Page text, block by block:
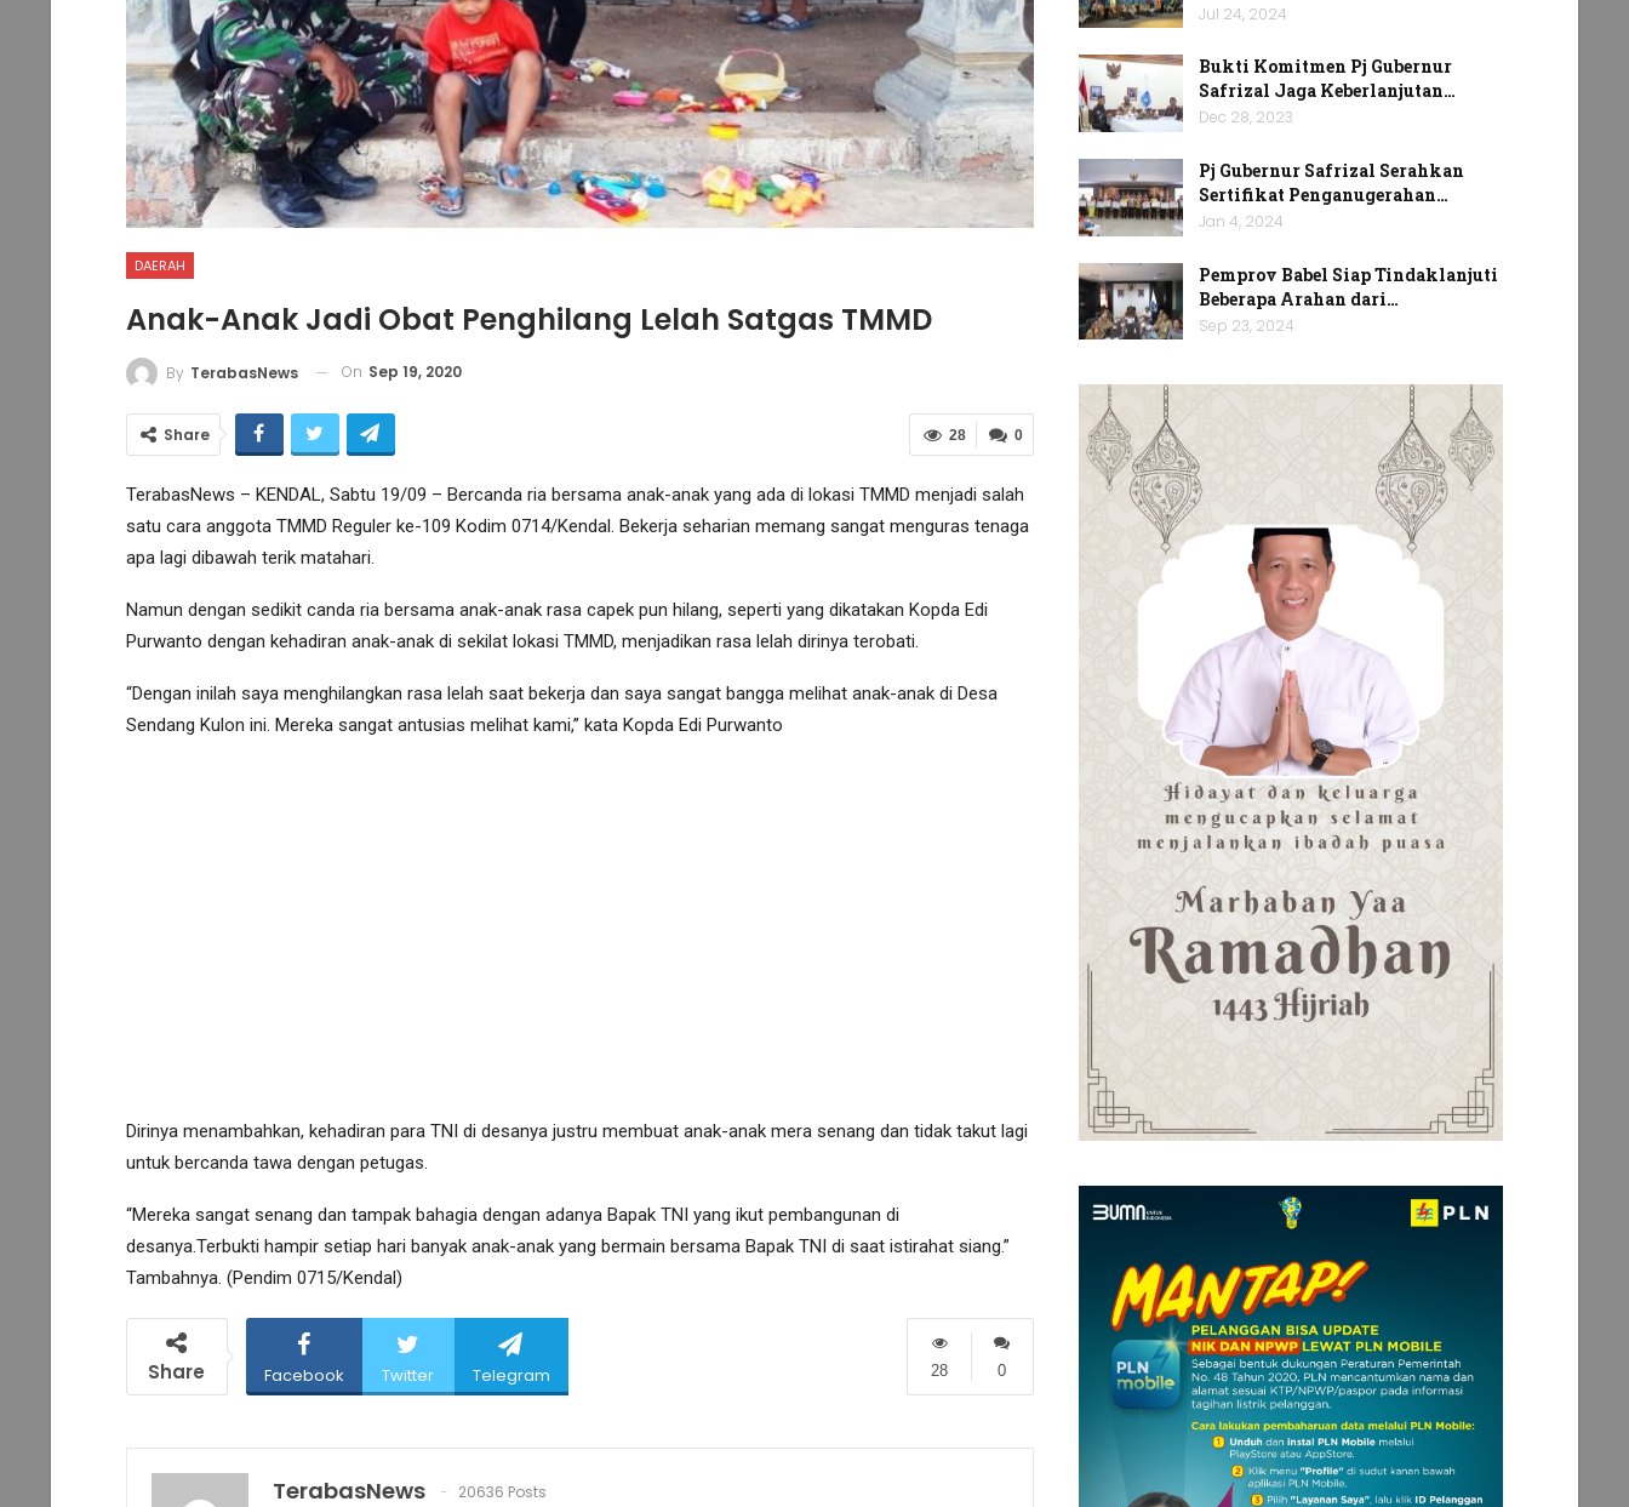
DAERAH
Anak-Anak Jadi Obat Penghilang Lelah Satgas TMMD
By TerabasNews On Sep 19, 2020
0
28
Share
TerabasNews – KENDAL, Sabtu 19/09 – Bercanda ria bersama anak-anak yang ada di lokasi TMMD menjadi salah
satu cara anggota TMMD Reguler ke-109 Kodim 0714/Kendal. Bekerja seharian memang sangat menguras tenaga
apa lagi dibawah terik matahari.
Namun dengan sedikit canda ria bersama anak-anak rasa capek pun hilang, seperti yang dikatakan Kopda Edi
Purwanto dengan kehadiran anak-anak di sekilat lokasi TMMD, menjadikan rasa lelah dirinya terobati.
“Dengan inilah saya menghilangkan rasa lelah saat bekerja dan saya sangat bangga melihat anak-anak di Desa
Sendang Kulon ini. Mereka sangat antusias melihat kami,” kata Kopda Edi Purwanto
Dirinya menambahkan, kehadiran para TNI di desanya justru membuat anak-anak mera senang dan tidak takut lagi
untuk bercanda tawa dengan petugas.
“Mereka sangat senang dan tampak bahagia dengan adanya Bapak TNI yang ikut pembangunan di
desanya.Terbukti hampir setiap hari banyak anak-anak yang bermain bersama Bapak TNI di saat istirahat siang.”
Tambahnya. (Pendim 0715/Kendal)
0
28
Share Facebook Twitter Telegram
TerabasNews
20636 Posts
Jul 24, 2024
Bukti Komitmen Pj Gubernur
Safrizal Jaga Keberlanjutan…
Dec 28, 2023
Pj Gubernur Safrizal Serahkan
Sertifikat Penganugerahan…
Jan 4, 2024
Pemprov Babel Siap Tindaklanjuti
Beberapa Arahan dari…
Sep 23, 2024